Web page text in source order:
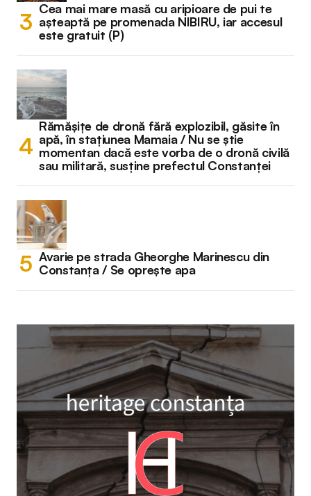
Cea mai mare masă cu aripioare de pui te
așteaptă pe promenada NIBIRU, iar accesul
este gratuit (P)
Rămășițe de dronă fără explozibil, găsite în
apă, în stațiunea Mamaia / Nu se știe
momentan dacă este vorba de o dronă civilă
sau militară, susține prefectul Constanței
Avarie pe strada Gheorghe Marinescu din
Constanța / Se oprește apa